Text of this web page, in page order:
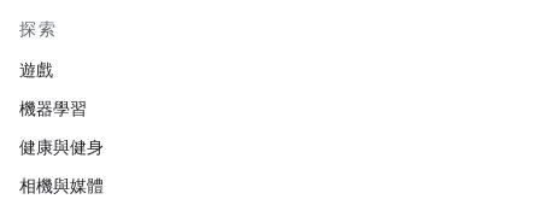
探索
遊戲
機器學習
健康與健身
相機與媒體